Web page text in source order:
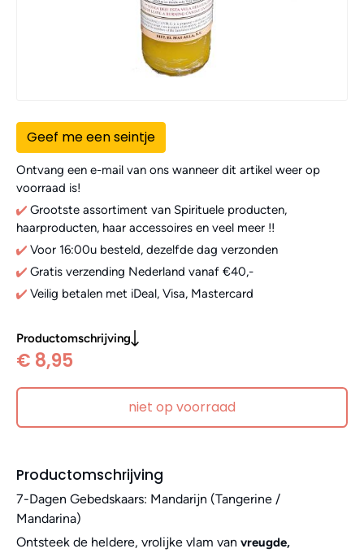
Geef me een seintje
Ontvang een e-mail van ons wanneer dit artikel weer op
voorraad is!
Grootste assortiment van Spirituele producten,
haarproducten, haar accessoires en veel meer !!
Voor 16:00u besteld, dezelfde dag verzonden
Gratis verzending Nederland vanaf €40,-
Veilig betalen met iDeal, Visa, Mastercard
Productomschrijving
€ 8,95
niet op voorraad
Productomschrijving
7-Dagen Gebedskaars: Mandarijn (Tangerine /
Mandarina)
Ontsteek de heldere, vrolijke vlam van vreugde,